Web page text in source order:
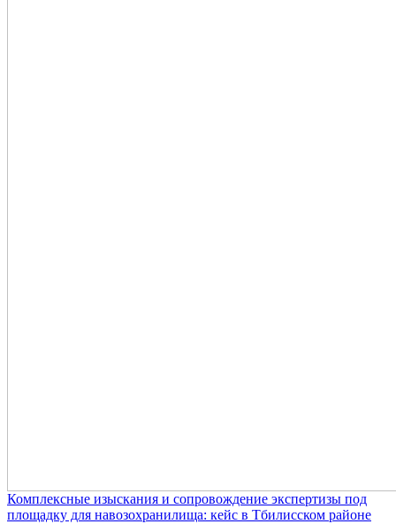
Комплексные изыскания и сопровождение экспертизы под
площадку для навозохранилища: кейс в Тбилисском районе